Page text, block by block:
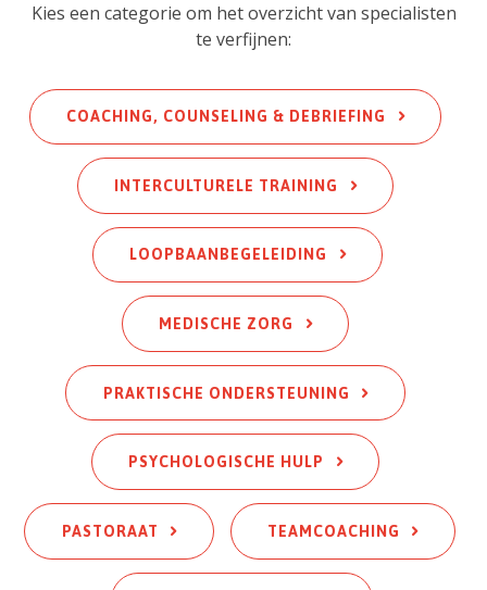
Kies een categorie om het overzicht van specialisten
te verfijnen:
COACHING, COUNSELING & DEBRIEFING
INTERCULTURELE TRAINING
LOOPBAANBEGELEIDING
MEDISCHE ZORG
PRAKTISCHE ONDERSTEUNING
PSYCHOLOGISCHE HULP
PASTORAAT TEAMCOACHING